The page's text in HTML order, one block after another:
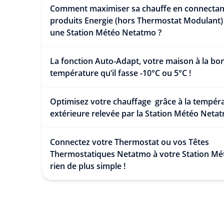
Comment maximiser sa chauffe en
produits Energie (hors Thermostat
une Station Météo Netatmo ?
La fonction Auto-Adapt, votre maison à la
température qu’il fasse -10°C ou 5°C !
Optimisez votre chauffage grâce à la
extérieure relevée par la Station Météo
Connectez votre Thermostat ou vos Têtes
Thermostatiques Netatmo à votre Station
rien de plus simple !